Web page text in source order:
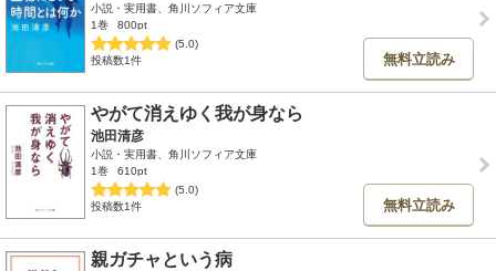
小説・実用書、角川ソフィア文庫
1巻
800pt
(5.0)
投稿数1件
無料立読み
やがて消えゆく我が身なら
池田清彦
小説・実用書、角川ソフィア文庫
1巻
610pt
(5.0)
投稿数1件
無料立読み
親ガチャという病